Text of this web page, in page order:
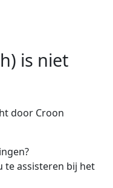
is niet
door Croon
te assisteren bij het